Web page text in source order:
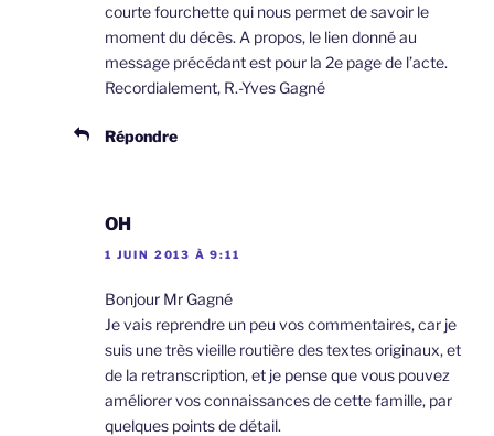
courte fourchette qui nous permet de savoir le
moment du décès. A propos, le lien donné au
message précédant est pour la 2e page de l’acte.
Recordialement, R.-Yves Gagné
Répondre
OH
1 JUIN 2013 À 9:11
Bonjour Mr Gagné
Je vais reprendre un peu vos commentaires, car je
suis une très vieille routière des textes originaux, et
de la retranscription, et je pense que vous pouvez
améliorer vos connaissances de cette famille, par
quelques points de détail.